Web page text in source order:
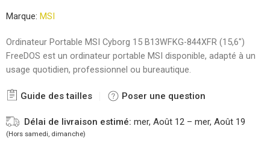
Marque: MSI
Ordinateur Portable MSI Cyborg 15 B13WFKG-844XFR (15,6″)
FreeDOS est un ordinateur portable MSI disponible, adapté à un
usage quotidien, professionnel ou bureautique.
Guide des tailles Poser une question
Délai de livraison estimé: mer, Août 12 – mer, Août 19
(Hors samedi, dimanche)